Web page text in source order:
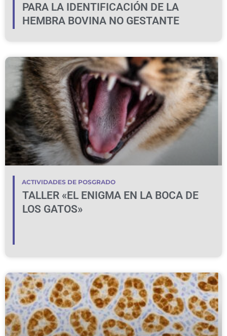
PARA LA IDENTIFICACIÓN DE LA
HEMBRA BOVINA NO GESTANTE
ACTIVIDADES DE POSGRADO
TALLER «EL ENIGMA EN LA BOCA DE
LOS GATOS»